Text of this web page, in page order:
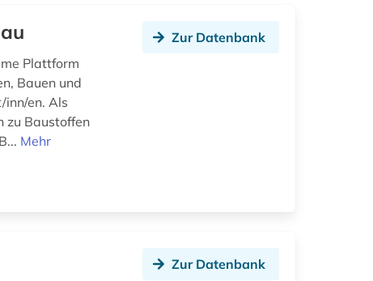
Plattform
Bauen und
en. Als
zu Baustoffen
Mehr
Zur Datenbank
Zur Datenbank